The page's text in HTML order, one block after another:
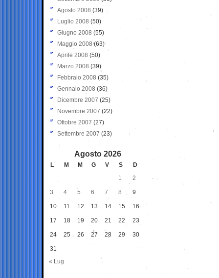
Agosto 2008 (39)
Luglio 2008 (50)
Giugno 2008 (55)
Maggio 2008(63)
Aprile 2008 (50)
Marzo 2008 (39)
Febbraio 2008 (35)
Gennaio 2008 (36)
Dicembre 2007 (25)
Novembre 2007 (22)
Ottobre 2007 (27)
Settembre 2007 (23)
Agosto 2026
L M M G V S
D
1
2
3 4 5 6 7 8 9
10 11 12 13 14 15 16
17 18 19 20 21 22 23
24 25 26 27 28 29 30
31
« Lug